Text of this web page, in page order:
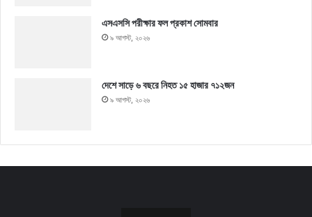
এসএসসি পরীক্ষার ফল প্রকাশ সোমবার
৯ আগস্ট, ২০২৬
দেশে সাড়ে ৬ বছরে নিহত ১৫ হাজার ৭১২জন
৯ আগস্ট, ২০২৬